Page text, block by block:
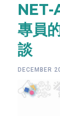
NET-
專員
談
DECEMBER